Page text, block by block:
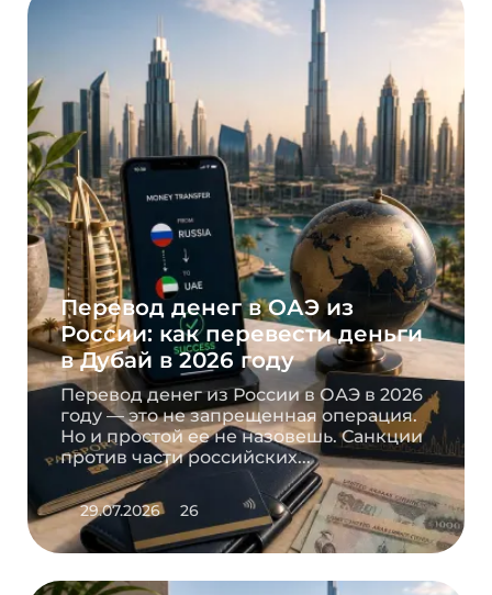
Перевод денег в ОАЭ из
России: как перевести деньги
в Дубай в 2026 году
Перевод денег из России в ОАЭ в 2026
году — это не запрещенная операция.
Но и простой ее не назовешь. Санкции
против части российских...
29.07.2026 26